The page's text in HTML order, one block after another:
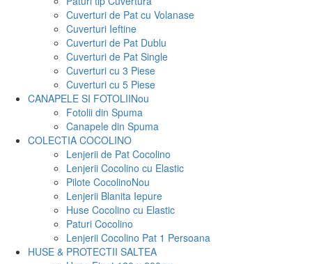
Cuverturi de Pat cu Volanase
Cuverturi Ieftine
Cuverturi de Pat Dublu
Cuverturi de Pat Single
Cuverturi cu 3 Piese
Cuverturi cu 5 Piese
CANAPELE SI FOTOLIINou
Fotolii din Spuma
Canapele din Spuma
COLECTIA COCOLINO
Lenjerii de Pat Cocolino
Lenjerii Cocolino cu Elastic
Pilote CocolinoNou
Lenjerii Blanita Iepure
Huse Cocolino cu Elastic
Paturi Cocolino
Lenjerii Cocolino Pat 1 Persoana
HUSE & PROTECTII SALTEA